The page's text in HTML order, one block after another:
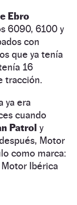
Ebro
6090, 6100 y
con
que ya tenía
16
tracción.
ya era
cuando
Patrol y
Motor
como marca:
Ibérica